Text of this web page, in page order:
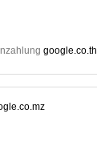
google.co.th